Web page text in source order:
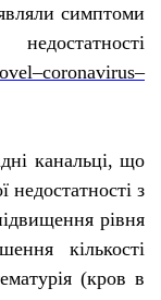
симптоми
–coronavirus–
канальці, що
недостатності з
рівня
кількості
(кров в